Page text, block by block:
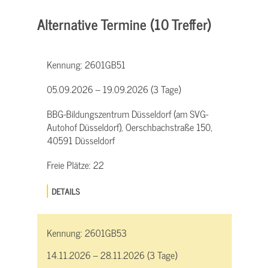
Alternative Termine (10 Treffer)
Kennung:2601GB51
05.09.2026 – 19.09.2026 (3 Tage)
BBG-Bildungszentrum Düsseldorf (am SVG-
Autohof Düsseldorf), Oerschbachstraße 150,
40591 Düsseldorf
Freie Plätze:22
DETAILS
Kennung:2601GB53
14.11.2026 – 28.11.2026 (3 Tage)